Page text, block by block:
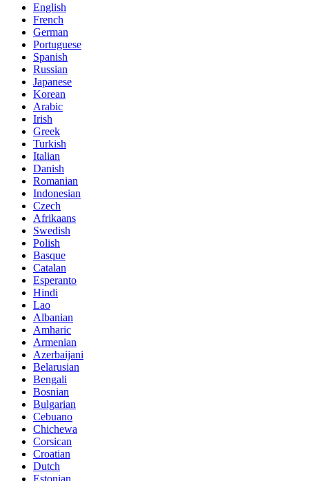
English
French
German
Portuguese
Spanish
Russian
Japanese
Korean
Arabic
Irish
Greek
Turkish
Italian
Danish
Romanian
Indonesian
Czech
Afrikaans
Swedish
Polish
Basque
Catalan
Esperanto
Hindi
Lao
Albanian
Amharic
Armenian
Azerbaijani
Belarusian
Bengali
Bosnian
Bulgarian
Cebuano
Chichewa
Corsican
Croatian
Dutch
Estonian